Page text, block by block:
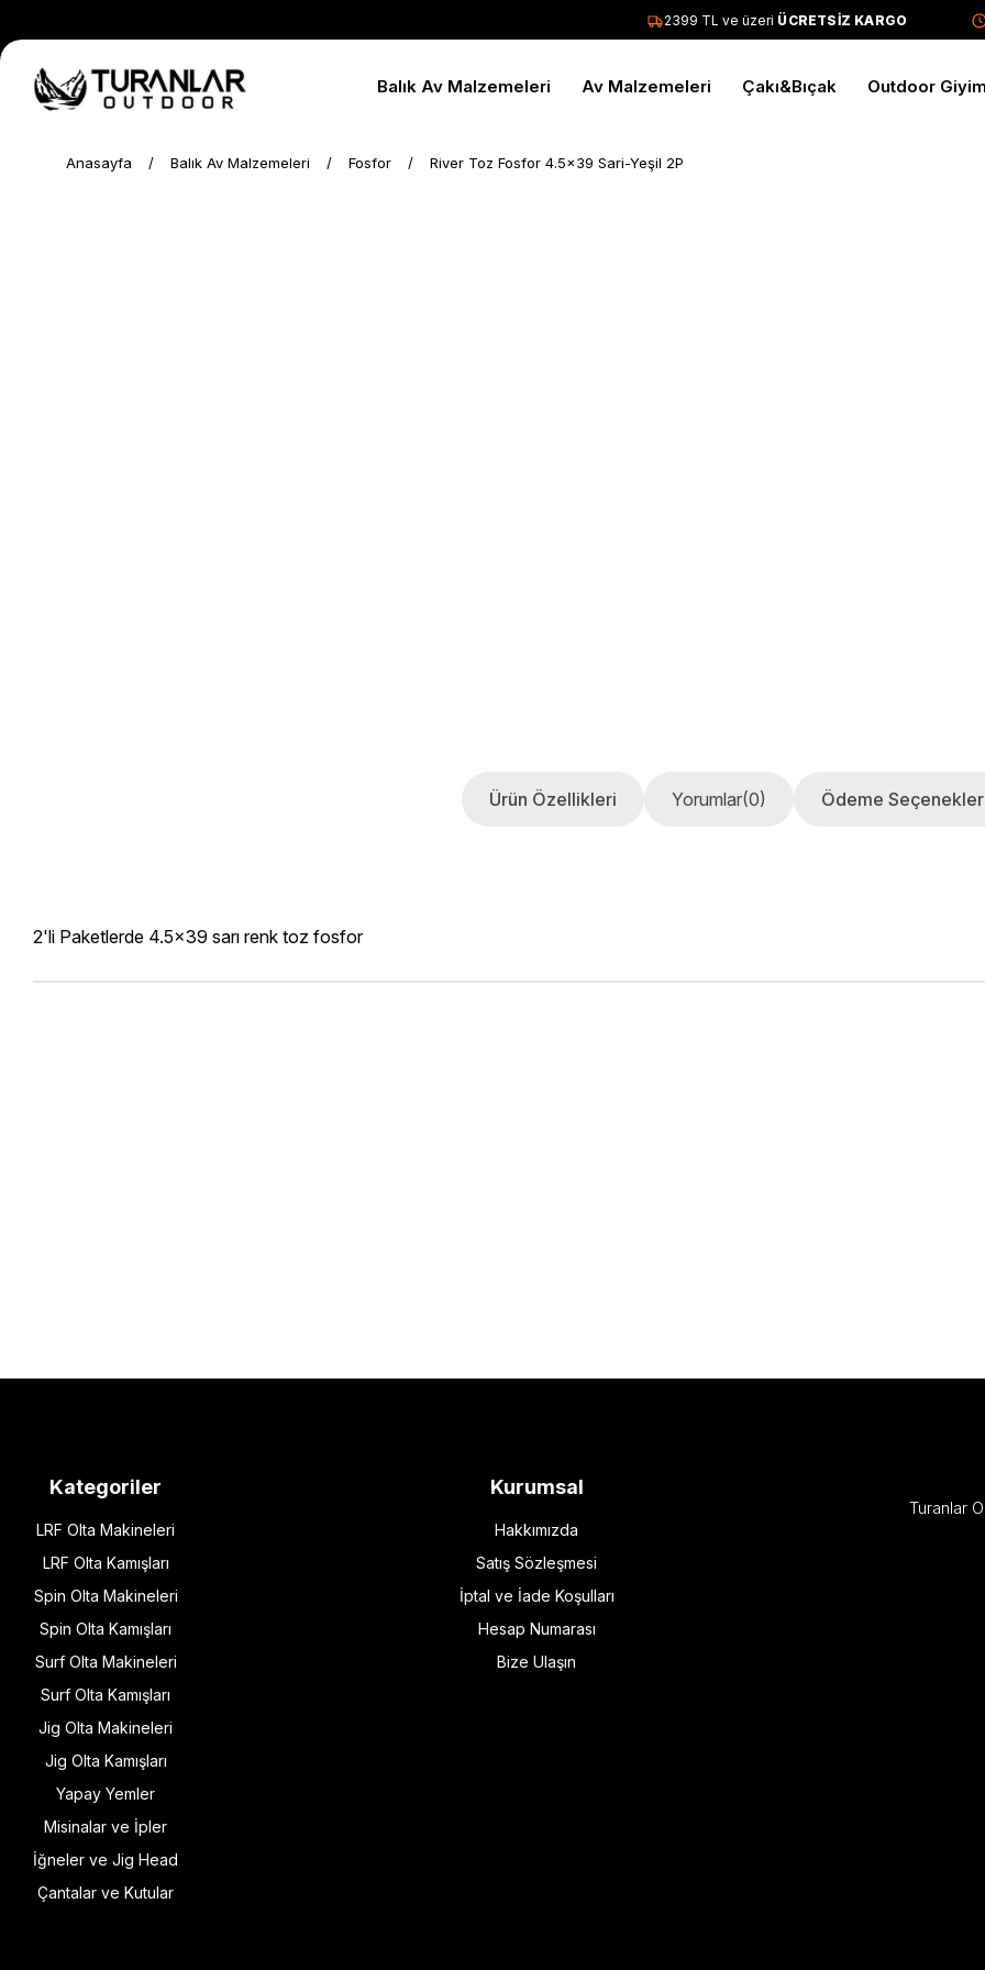
2399 TL ve üzeriÜCRETSİZ KARGO
Balık Av Malzemeleri Av Malzemeleri Çakı&Bıçak Outdoor
Anasayfa Balık Av Malzemeleri Fosfor River Toz Fosfor 4.5x39 Sari-Yeşil 2P
Ürün Özellikleri Yorumlar(0) Ödeme
2'li Paketlerde 4.5x39 sarı renk toz fosfor
Kategoriler
LRF Olta Makineleri
LRF Olta Kamışları
Spin Olta Makineleri
Spin Olta Kamışları
Surf Olta Makineleri
Surf Olta Kamışları
Jig Olta Makineleri
Jig Olta Kamışları
Yapay Yemler
Misinalar ve İpler
İğneler ve Jig Head
Çantalar ve Kutular
Kurumsal
Hakkımızda
Satış Sözleşmesi
İptal ve İade Koşulları
Hesap Numarası
Bize Ulaşın
Turanlar